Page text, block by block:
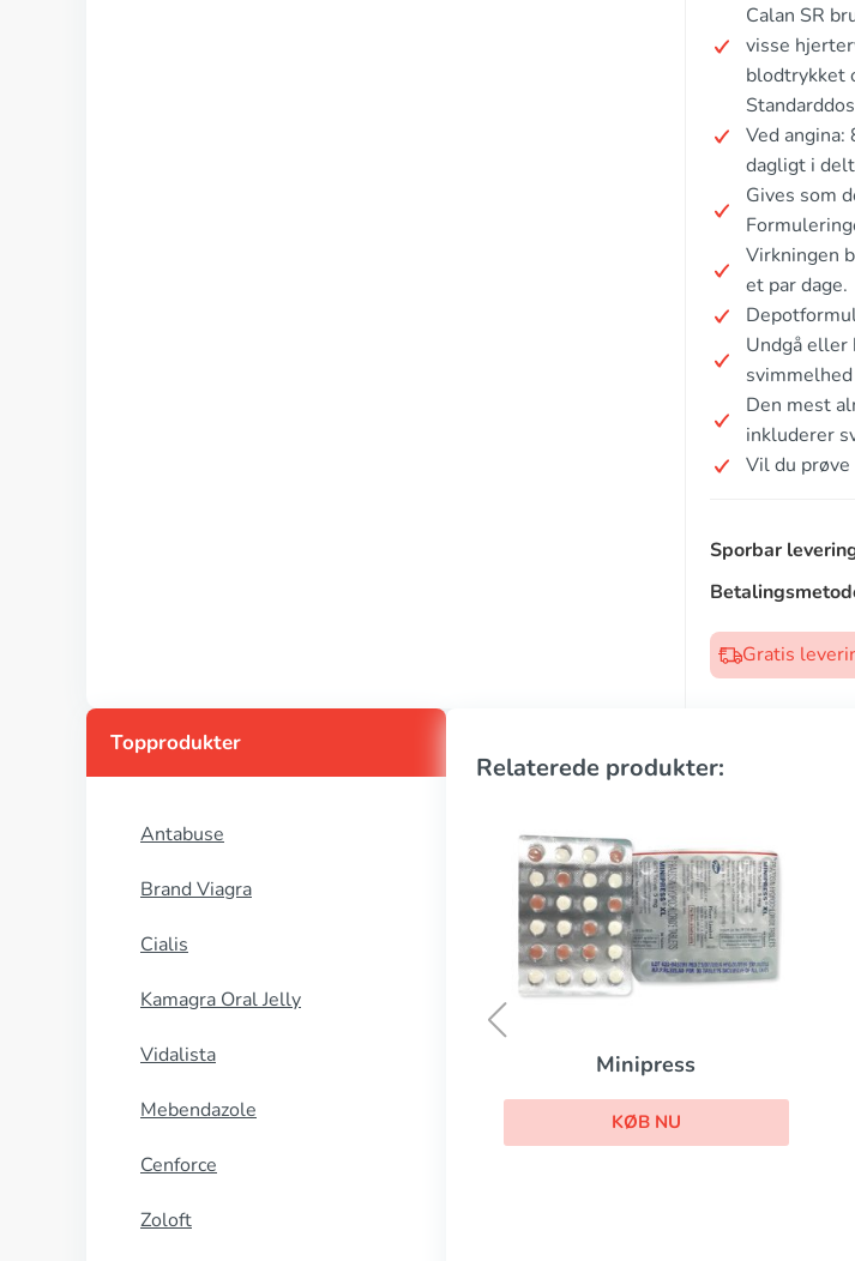
Calan SR
visse
blodtrykket
Ved
dagligt i
Gives som
Virkningen
et par dage.
Undgå eller
Den mest
inkluderer
Vil du prøve
Sporbar
Gratis
Topprodukter
Antabuse
Brand Viagra
Cialis
Kamagra Oral Jelly
Vidalista
Mebendazole
Cenforce
Zoloft
Relaterede produkter:
Inderal
KØB NU